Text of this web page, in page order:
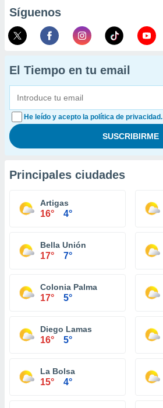
Síguenos
El Tiempo en tu email
He leído y acepto la política de privacidad.
Principales ciudades
Artigas
16° 4°
Bella Unión
17° 7°
Colonia Palma
17° 5°
Diego Lamas
16° 5°
La Bolsa
15° 4°